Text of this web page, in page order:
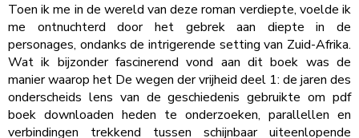
Toen ik me in de wereld van deze roman verdiepte, voelde ik
me ontnuchterd door het gebrek aan diepte in de
personages, ondanks de intrigerende setting van Zuid-Afrika.
Wat ik bijzonder fascinerend vond aan dit boek was de
manier waarop het De wegen der vrijheid deel 1: de jaren des
onderscheids lens van de geschiedenis gebruikte om pdf
boek downloaden heden te onderzoeken, parallellen en
verbindingen trekkend tussen schijnbaar uiteenlopende